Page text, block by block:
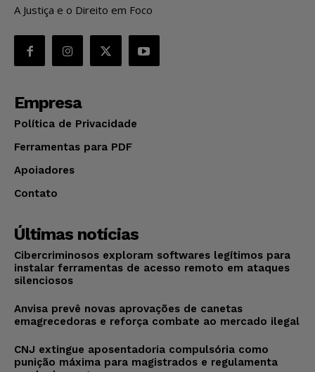
A Justiça e o Direito em Foco
Empresa
Política de Privacidade
Ferramentas para PDF
Apoiadores
Contato
Últimas notícias
Cibercriminosos exploram softwares legítimos para
instalar ferramentas de acesso remoto em ataques
silenciosos
Anvisa prevê novas aprovações de canetas
emagrecedoras e reforça combate ao mercado ilegal
CNJ extingue aposentadoria compulsória como
punição máxima para magistrados e regulamenta